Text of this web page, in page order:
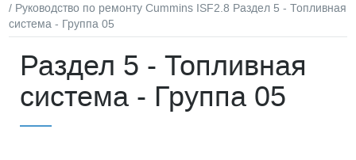
/ Руководство по ремонту Cummins ISF2.8 Раздел 5 - Топливная
система - Группа 05
Раздел 5 - Топливная
система - Группа 05